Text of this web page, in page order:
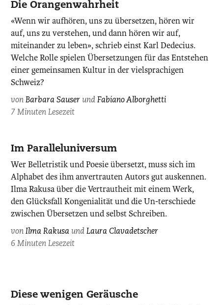
Die Orangenwahrheit
«Wenn wir aufhören, uns zu übersetzen, hören wir
auf, uns zu verstehen, und dann hören wir auf,
miteinander zu leben», schrieb einst Karl Dedecius.
Welche Rolle spielen Übersetzungen für das Entstehen
einer gemeinsamen Kultur in der vielsprachigen
Schweiz?
vonBarbara Sauser undFabiano Alborghetti
7 Minuten Lesezeit
Im Paralleluniversum
Wer Belletristik und Poesie übersetzt, muss sich im
Alphabet des ihm anvertrauten Autors gut auskennen.
Ilma Rakusa über die Vertrautheit mit einem Werk,
den Glücksfall Kongenialität und die Un-terschiede
zwischen Übersetzen und selbst Schreiben.
vonIlma Rakusa undLaura Clavadetscher
6 Minuten Lesezeit
Philippe
Diese wenigen Geräusche